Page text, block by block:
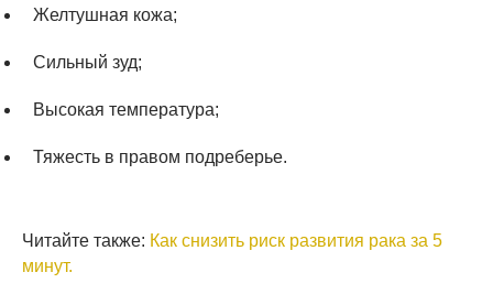
Желтушная кожа;
Сильный зуд;
Высокая температура;
Тяжесть в правом подреберье.
Читайте также: Как снизить риск развития рака за 5
минут.